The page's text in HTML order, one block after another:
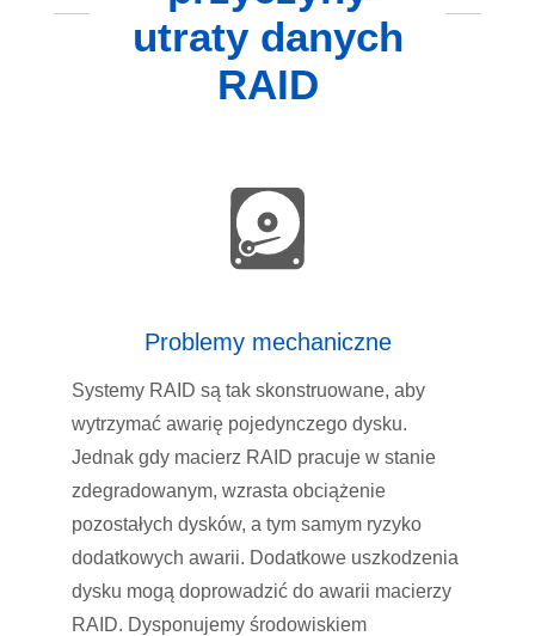
utraty danych
RAID
Problemy mechaniczne
Systemy RAID są tak skonstruowane, aby
wytrzymać awarię pojedynczego dysku.
Jednak gdy macierz RAID pracuje w stanie
zdegradowanym, wzrasta obciążenie
pozostałych dysków, a tym samym ryzyko
dodatkowych awarii. Dodatkowe uszkodzenia
dysku mogą doprowadzić do awarii macierzy
RAID. Dysponujemy środowiskiem